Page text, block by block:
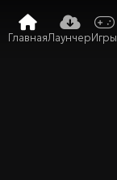
ГлавнаяЛаунчерИгры